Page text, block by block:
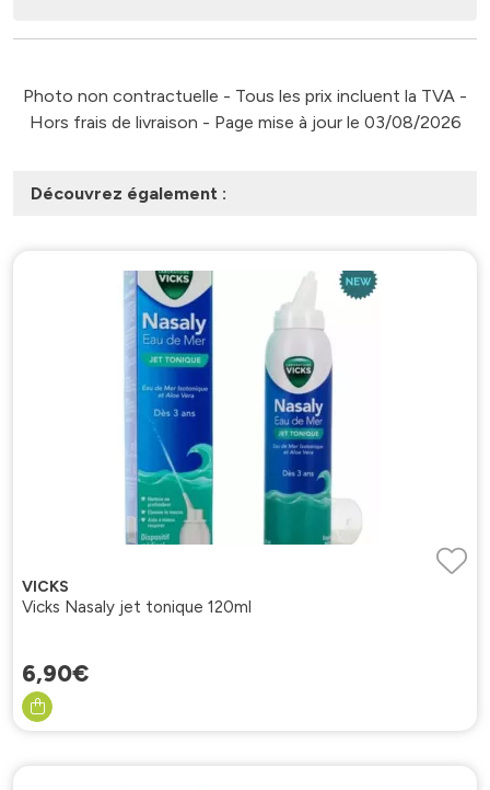
Photo non contractuelle - Tous les prix incluent la TVA -
Hors frais de livraison - Page mise à jour le 03/08/2026
Découvrez également :
VICKS
Vicks Nasaly jet tonique 120ml
6,90€